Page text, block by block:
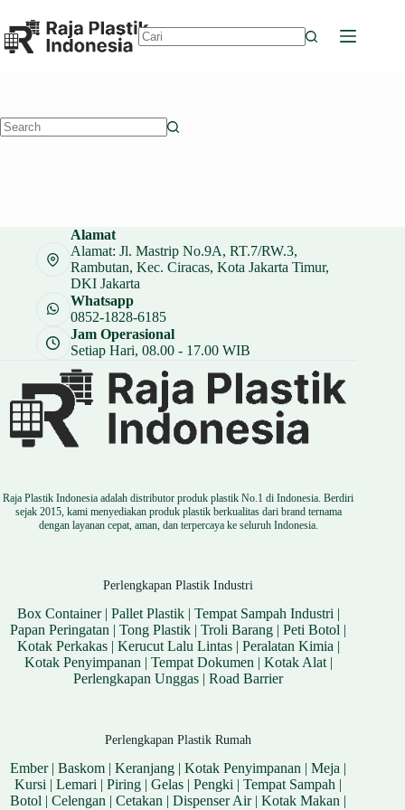
to
content
Alamat
Alamat: Jl. Mastrip No.9A, RT.7/RW.3,
Rambutan, Kec. Ciracas, Kota Jakarta Timur,
DKI Jakarta
Whatsapp
0852-1828-6185
Jam Operasional
Setiap Hari, 08.00 - 17.00 WIB
Raja Plastik Indonesia adalah distributor produk plastik No.1 di Indonesia. Berdiri
sejak 2015, kami menyediakan produk plastik berkualitas dari brand ternama
dengan layanan cepat, aman, dan terpercaya ke seluruh Indonesia.
Perlengkapan Plastik Industri
Box Container| Pallet Plastik| Tempat Sampah Industri |
Papan Peringatan |Tong Plastik |Troli Barang |Peti Botol |
Kotak Perkakas| Kerucut Lalu Lintas| Peralatan Kimia |
Kotak Penyimpanan | Tempat Dokumen | Kotak Alat|
Perlengkapan Unggas |Road Barrier
Perlengkapan Plastik Rumah
Ember|Baskom |Keranjang |Kotak Penyimpanan |Meja |
Kursi |Lemari |Piring |Gelas |Pengki |Tempat Sampah |
Botol |Celengan |Cetakan |Dispenser Air|Kotak Makan |